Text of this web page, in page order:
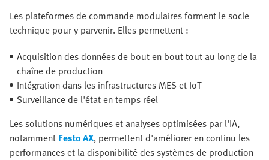
Les plateformes de commande modulaires forment le socle
technique pour y parvenir. Elles permettent :
Acquisition des données de bout en bout tout au long de la
chaîne de production
Intégration dans les infrastructures MES et IoT
Surveillance de l'état en temps réel
Les solutions numériques et analyses optimisées par l'IA,
notamment Festo AX, permettent d'améliorer en continu les
performances et la disponibilité des systèmes de production